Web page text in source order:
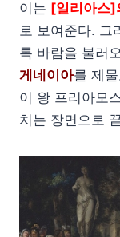
이는 [일리아스]
로 보여준다. 그
록 바람을 불러
게네이아를 제
이 왕 프리아모
치는 장면으로